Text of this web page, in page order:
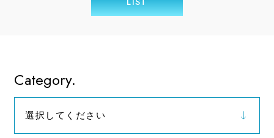
Category.
選択してください